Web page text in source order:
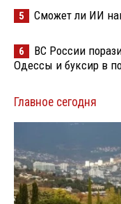
5 Сможет ли ИИ
6
ВС России
Одессы и буксир в
Главное сегодня